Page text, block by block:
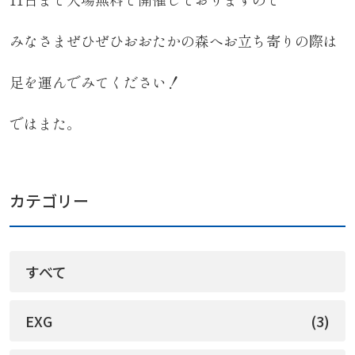
みなさまぜひぜひおおたかの森へお立ち寄りの際は
足を運んでみてください！
ではまた。
カテゴリー
すべて
EXG (3)